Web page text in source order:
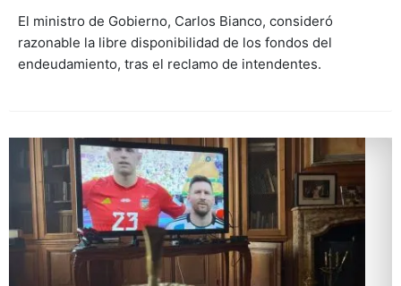
El ministro de Gobierno, Carlos Bianco, consideró
razonable la libre disponibilidad de los fondos del
endeudamiento, tras el reclamo de intendentes.